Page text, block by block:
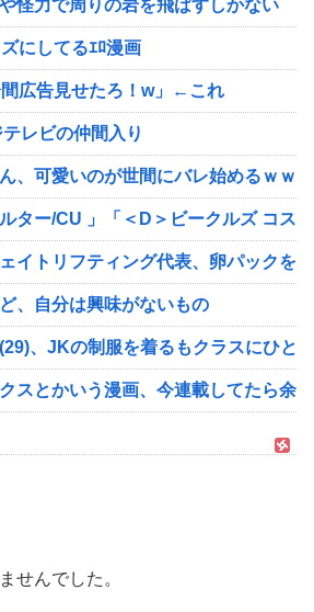
怪力で周りの岩を飛ばすしかない
にしてるｴﾛ漫画
広告見せたろ！w」←これ
レビの仲間入り
、可愛いのが世間にバレ始めるｗｗｗ
ター/CU 」「＜D＞ビークルズ コス
ェイトリフティング代表、卵パックを
、自分は興味がないもの
(29)、JKの制服を着るもクラスにひと
スとかいう漫画、今連載してたら余
せんでした。